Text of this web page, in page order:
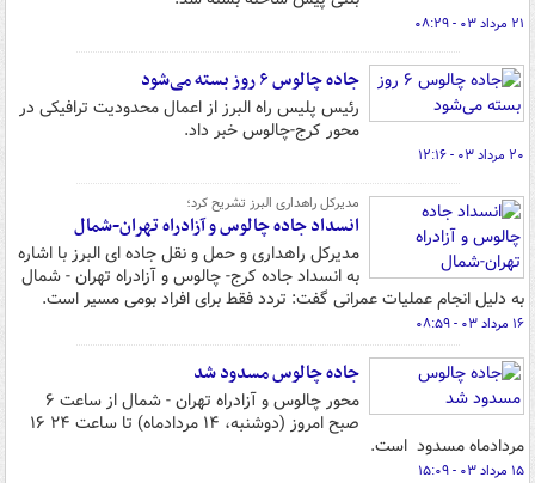
۲۱ مرداد ۰۳ - ۰۸:۲۹
جاده چالوس ۶ روز بسته می‌شود
رئیس پلیس راه البرز از اعمال محدودیت ترافیکی در
محور کرج-چالوس خبر داد‎.
۲۰ مرداد ۰۳ - ۱۲:۱۶
مدیرکل راهداری البرز تشریح کرد؛
انسداد جاده چالوس و آزادراه تهران-شمال
مدیرکل راهداری و حمل و نقل جاده ای البرز با اشاره
به انسداد جاده کرج- چالوس و آزادراه تهران - شمال
به دلیل انجام عملیات عمرانی گفت: تردد فقط برای افراد بومی مسیر است.
۱۶ مرداد ۰۳ - ۰۸:۵۹
جاده چالوس مسدود شد
محور چالوس و آزادراه تهران - شمال از ساعت ۶
صبح امروز (دوشنبه، ۱۴ مردادماه) تا ساعت ۲۴ ۱۶
مردادماه مسدود است.
۱۵ مرداد ۰۳ - ۱۵:۰۹